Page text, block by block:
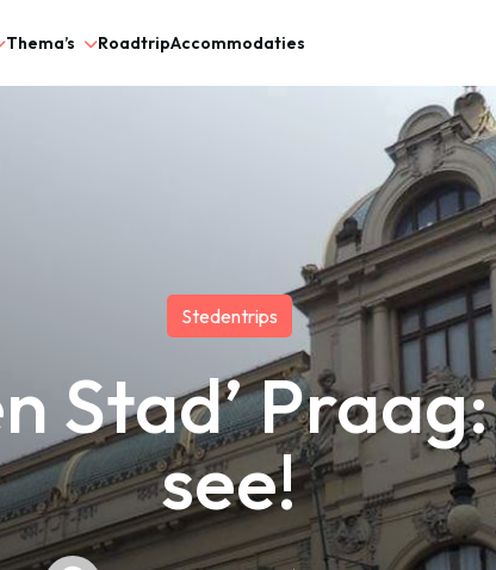
Thema’s RoadtripAccommodaties
Stedentrips
Stad’
see!